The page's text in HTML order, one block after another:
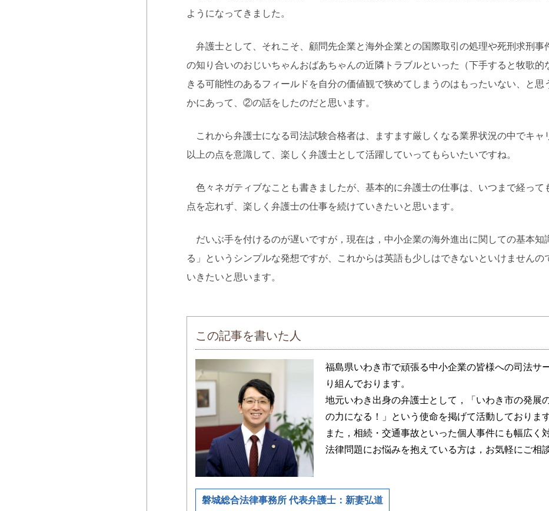
ようになってきました。
弁護士として、それこそ、顧問先企業と海外企業との国際取引の処理や死刑求刑
の知り合いのおじいちゃんおばあちゃんの近隣トラブルといった（下手すると牧歌
きる可能性のあるフィールドを自分の価値観で狭めてしまうのはもったいない、と
かにあって、②の話をしたのだと思います。
これから弁護士になる司法試験合格者は、ますます厳しくなる業界状況の中でキャ
以上の点を意識して、楽しく弁護士として活躍していってもらいたいですね。
色々ネガティブなことも書きましたが、基本的に弁護士の仕事は、いつまで経っ
点を忘れず、楽しく弁護士の仕事を続けていきたいと思います。
だいぶ手を付けるのが遅いですが，現在は，中小企業の海外進出に関しての基本
る」というシンプルな発想ですが、これからは英語も少しはできないといけません
いきたいと思います。
この記事を書いた人
福島県いわき市で頑張る中小企業の皆様への司法サ
り組んでおります。
地元いわき出身の弁護士として，「いわき市の発展
の力になる！」という使命を掲げて活動しておりま
また，相続・交通事故といった個人事件にも幅広く
法律問題にお悩みを抱えている方は，お気軽にご相
磐城総合法律事務所 代表弁護士：新妻弘道